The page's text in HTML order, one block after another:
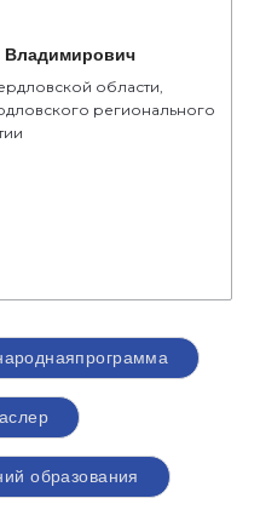
Владимирович
области,
регионального
образования